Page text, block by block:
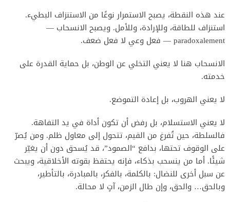
عند هذه النقطة، يصبح الاستمرار نوعًا من الاستنزاف البطيء.
استنزاف للطاقة، وللإرادة، وللأمل. ويصبح الانسحاب —
paradoxalement — فعل وعي لا فعل ضعف.
الانسحاب هنا لا يعني التخلي عن الوطن، بل حماية القدرة على
خدمته.
لا يعني الهروب، بل إعادة التموضع.
لا يعني الاستسلام، بل رفض أن تكون أداة في يد التفاهة.
فالسلطة، حين تُفرغ من القيم، تتحول إلى معاول ظلم. ومن يُصرّ
على الوقوف تحتها، بدافع “الصمود”، قد يُسحق دون أن يغيّر
شيئًا. أما من ينسحب بذكاء، فإنه يحتفظ بقوته الأخلاقية، ويبحث
عن سبل أخرى للنضال: بالكلمة، بالفكر، بالمبادرة، بالتأطير،
وبالحق… والحق، وإن طال الزمن، آتٍ لا محالة.